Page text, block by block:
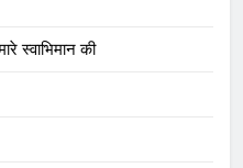
स्वाभिमान की